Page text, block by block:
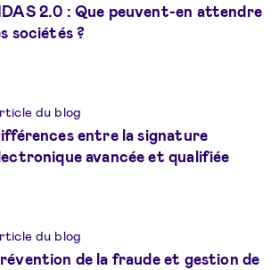
2.0 : Que peuvent-en attendre
sociétés ?
du blog
entre la signature
avancée et qualifiée
du blog
de la fraude et gestion de